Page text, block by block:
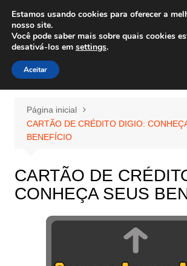
para
conteúdo
Wiley Wales
corais algas e vida marinha
Página inicial
CARTÃO DE CRÉDITO DIGIO:
BENEFÍCIO
CARTÃO DE
CONHEÇA SEUS
Estamos usando cookies para oferecer a
nosso site.
Você pode saber mais sobre quais cookies
desativá-los em settings.
Aceitar